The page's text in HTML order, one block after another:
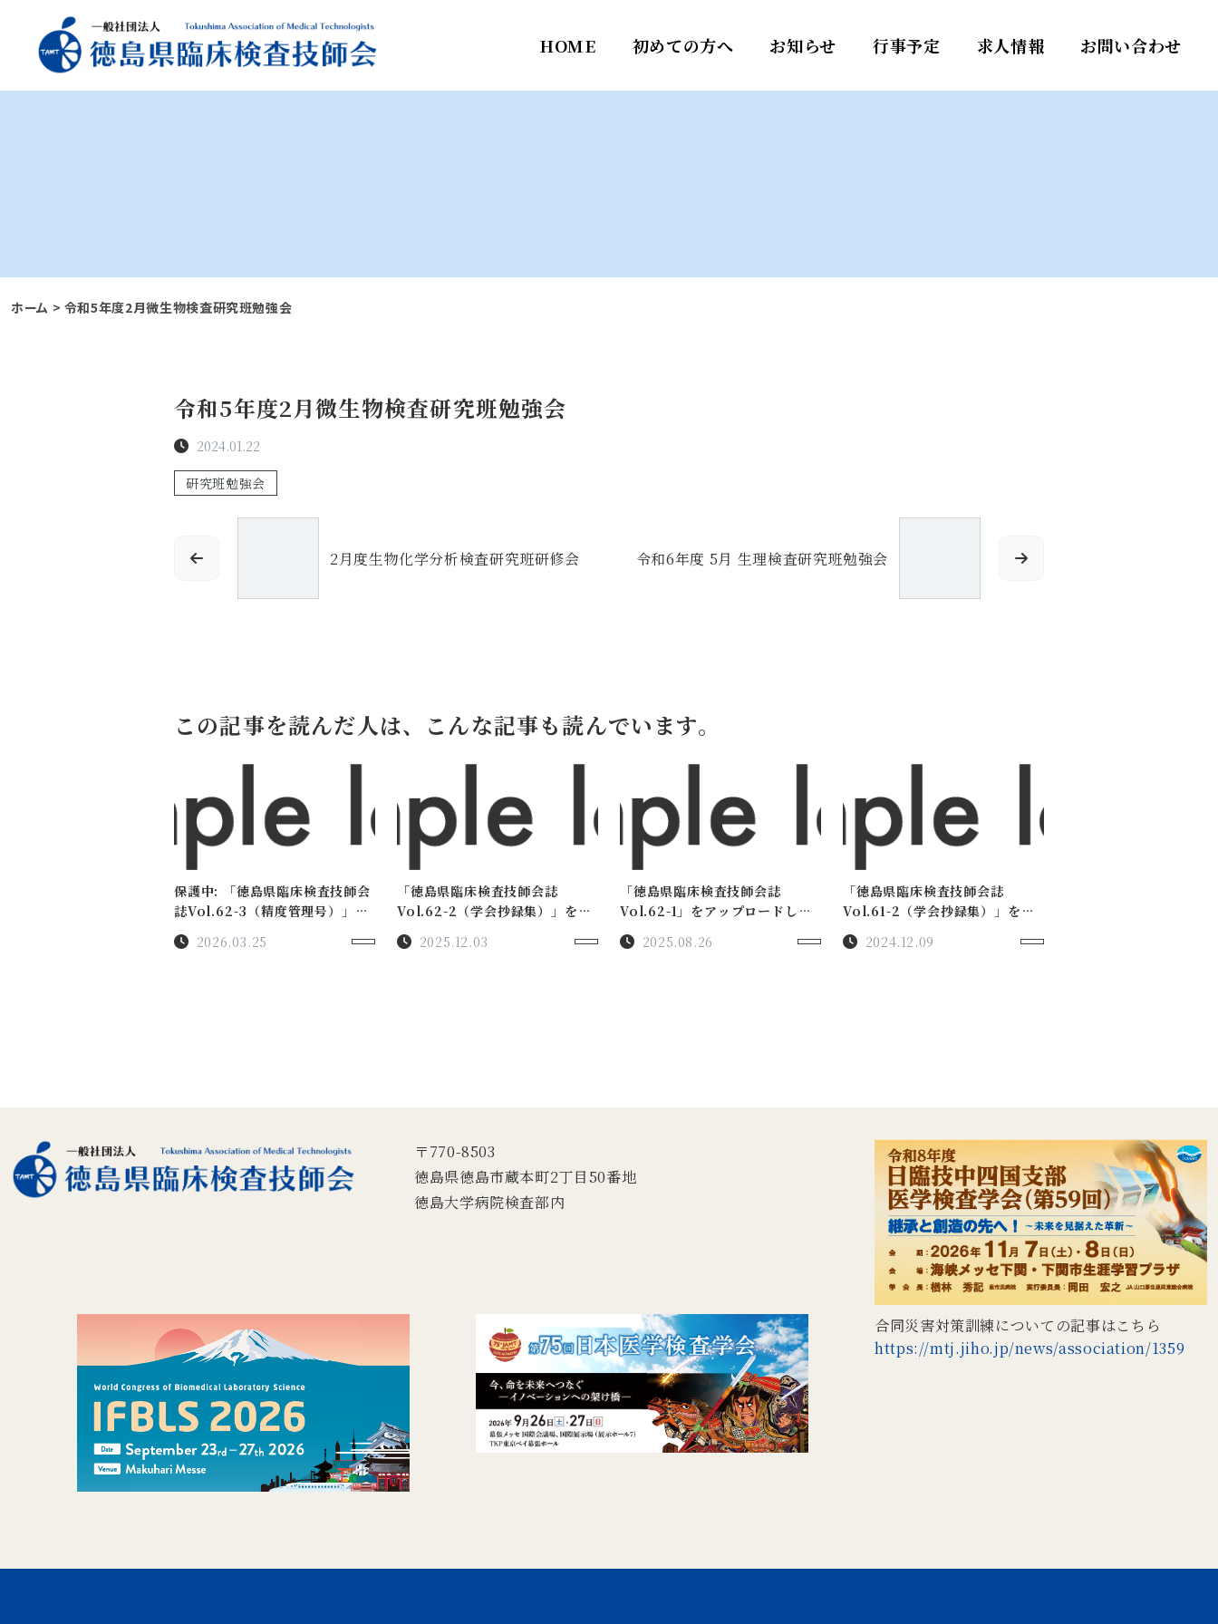
HOME 初めての方へ お知らせ 行事予定 求人情報 お問い合わせ
ホーム > 令和5年度2月微生物検査研究班勉強会
令和5年度2月微生物検査研究班勉強会
2024.01.22
研究班勉強会
2月度生物化学分析検査研究班研修会 令和6年度 5月 生理検査研究班勉強会
この記事を読んだ人は、こんな記事も読んでいます。
保護中: 「徳島県臨床検査技師会
誌Vol.62-3（精度管理号）」を
アップロードしました。
2026.03.25
「徳島県臨床検査技師会誌
Vol.62-2（学会抄録集）」をア
ップロードしました。
2025.12.03
「徳島県臨床検査技師会誌
Vol.62-1」をアップロードしま
した。
2025.08.26
「徳島県臨床検査技師会誌
Vol.61-2（学会抄録集）」をア
ップロードしました。
2024.12.09
〒770-8503
徳島県徳島市蔵本町2丁目50番地
徳島大学病院検査部内
合同災害対策訓練についての記事はこちら
https://mtj.jiho.jp/news/association/1359